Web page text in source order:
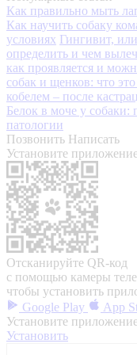
Как правильно мыть
Как научить собаку
условиях Гингивит,
определить и чем
как проявляется и
собак и щенков: что это
кобелем – после
Белок в моче у
патологии
Позвонить Написать
Установите
Отсканируйте QR-код
с помощью камеры
чтобы установить
Google Play
App
Установите
Установить